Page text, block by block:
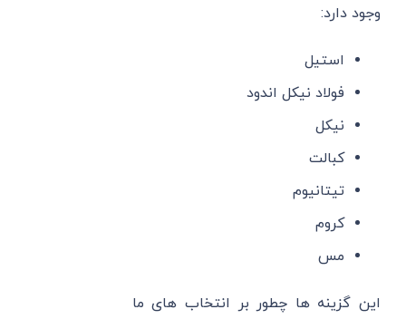
وجود دارد:
استیل
فولاد نیکل اندود
نیکل
کبالت
تیتانیوم
کروم
مس
این گزینه ها چطور بر انتخاب های ما